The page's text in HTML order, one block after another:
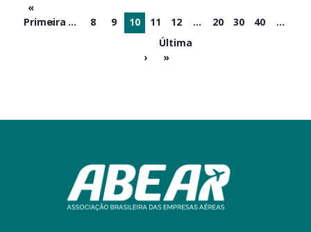
«
Primeira
‹ ... 8 9 10 11 12 ... 20 30 40 ...
›
Última
»